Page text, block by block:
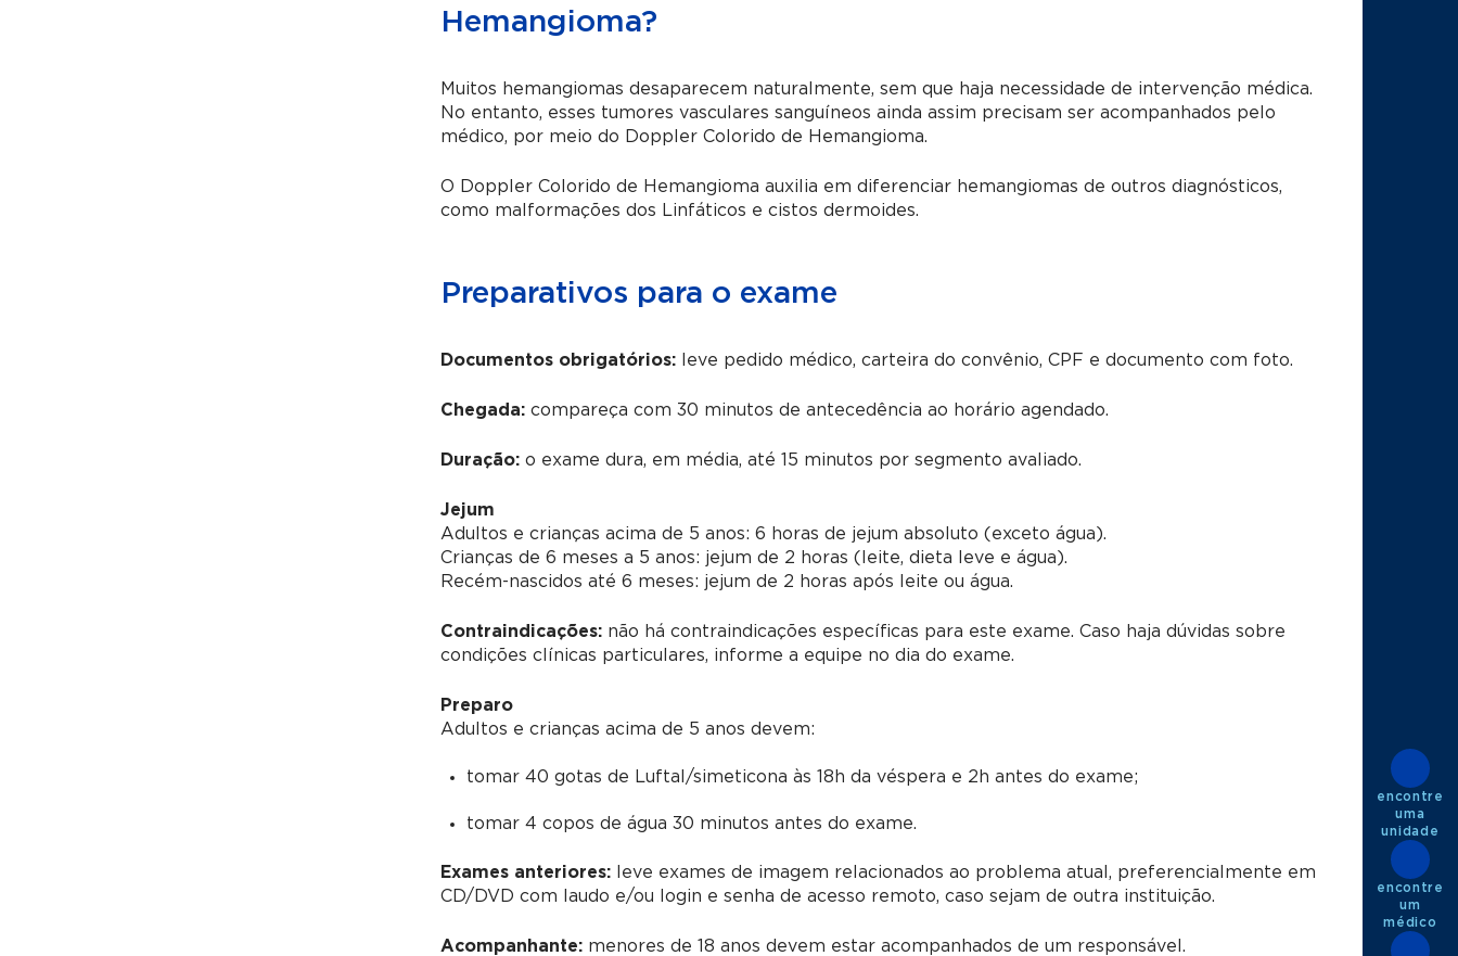
Hemangioma?
Muitos hemangiomas desaparecem naturalmente, sem que haja necessidade de intervenção médica.
No entanto, esses tumores vasculares sanguíneos ainda assim precisam ser acompanhados pelo
médico, por meio do Doppler Colorido de Hemangioma.
O Doppler Colorido de Hemangioma auxilia em diferenciar hemangiomas de outros diagnósticos,
como malformações dos Linfáticos e cistos dermoides.
Preparativos para o exame
Documentos obrigatórios:leve pedido médico, carteira do convênio, CPF e documento com foto.
Chegada:compareça com 30 minutos de antecedência ao horário agendado.
Duração:o exame dura, em média, até 15 minutos por segmento avaliado.
Jejum
Adultos e crianças acima de 5 anos: 6 horas de jejum absoluto (exceto água).
Crianças de 6 meses a 5 anos: jejum de 2 horas (leite, dieta leve e água).
Recém-nascidos até 6 meses: jejum de 2 horas após leite ou água.
Contraindicações:não há contraindicações específicas para este exame. Caso haja dúvidas sobre
condições clínicas particulares, informe a equipe no dia do exame.
Preparo
Adultos e crianças acima de 5 anos devem:
tomar 40 gotas de Luftal/simeticona às 18h da véspera e 2h antes do exame;
tomar 4 copos de água 30 minutos antes do exame.
Exames anteriores:leve exames de imagem relacionados ao problema atual, preferencialmente em
CD/DVD com laudo e/ou login e senha de acesso remoto, caso sejam de outra instituição.
Acompanhante:menores de 18 anos devem estar acompanhados de um responsável.
encontre
uma
unidade
encontre
um
médico